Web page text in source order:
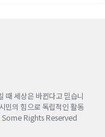
때 세상은 바뀐다고 믿습니
민의 힘으로 독립적인 활동
Some Rights Reserved